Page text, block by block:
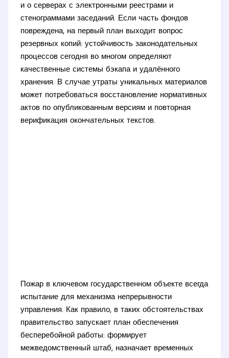
и о серверах с электронными реестрами и
стенограммами заседаний. Если часть фондов
повреждена, на первый план выходит вопрос
резервных копий: устойчивость законодательных
процессов сегодня во многом определяют
качественные системы бэкапа и удалённого
хранения. В случае утраты уникальных материалов
может потребоваться восстановление нормативных
актов по опубликованным версиям и повторная
верификация окончательных текстов.
Пожар в ключевом государственном объекте всегда
испытание для механизма непрерывности
управления. Как правило, в таких обстоятельствах
правительство запускает план обеспечения
бесперебойной работы: формирует
межведомственный штаб, назначает временных